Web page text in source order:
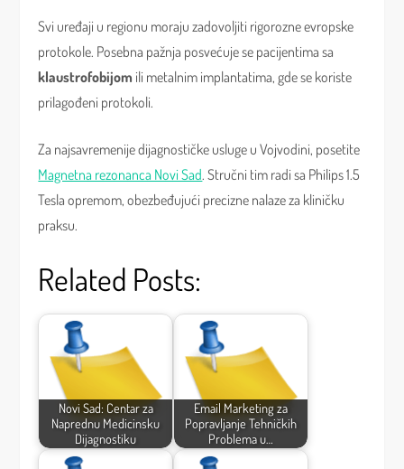
Svi uređaji u regionu moraju zadovoljiti rigorozne evropske
protokole. Posebna pažnja posvećuje se pacijentima sa
klaustrofobijom ili metalnim implantatima, gde se koriste
prilagođeni protokoli.
Za najsavremenije dijagnostičke usluge u Vojvodini, posetite
Magnetna rezonanca Novi Sad. Stručni tim radi sa Philips 1.5
Tesla opremom, obezbeđujući precizne nalaze za kliničku
praksu.
Related Posts:
Novi Sad: Centar za
Naprednu Medicinsku
Dijagnostiku
Email Marketing za
Popravljanje Tehničkih
Problema u…